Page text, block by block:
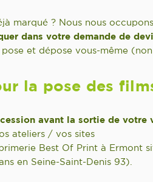
marqué ? Nous nous
dans votre demande de
et dépose vous-même
la pose des
avant la sortie de votre
ateliers / vos sites
Best Of Print à Ermont
en Seine-Saint-Denis 93).